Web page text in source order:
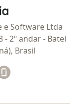
Homepage
e Software Ltda
- 2º andar - Batel
Brasil
separador
novo separador
num novo